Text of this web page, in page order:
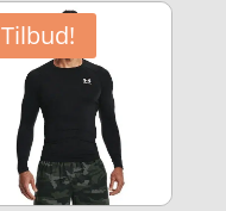
Tilbud!